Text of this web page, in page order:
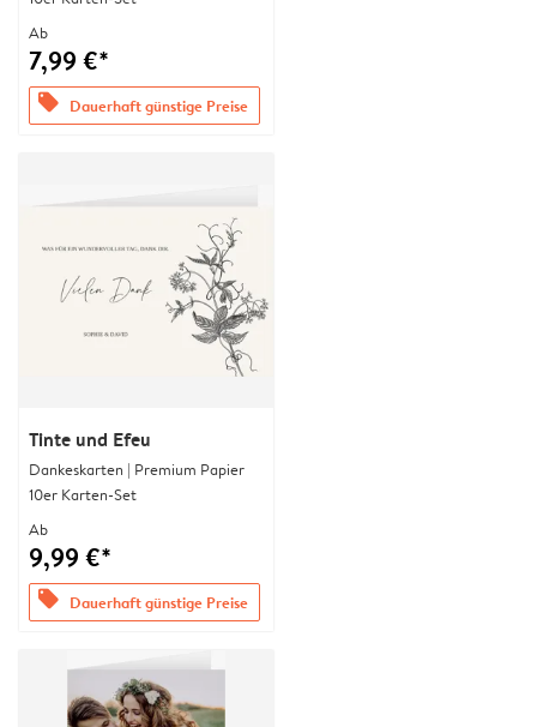
Ab
7,99 €*
offers Dauerhaft günstige Preise
Tinte und Efeu
Dankeskarten | Premium Papier
10er Karten-Set
Ab
9,99 €*
offers Dauerhaft günstige Preise